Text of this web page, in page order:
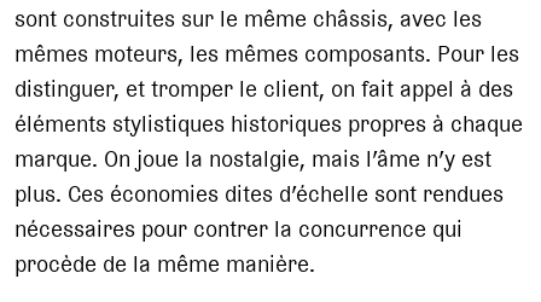
sont construites sur le même châssis, avec les
mêmes moteurs, les mêmes composants. Pour les
distinguer, et tromper le client, on fait appel à des
éléments stylistiques historiques propres à chaque
marque. On joue la nostalgie, mais l’âme n’y est
plus. Ces économies dites d’échelle sont rendues
nécessaires pour contrer la concurrence qui
procède de la même manière.